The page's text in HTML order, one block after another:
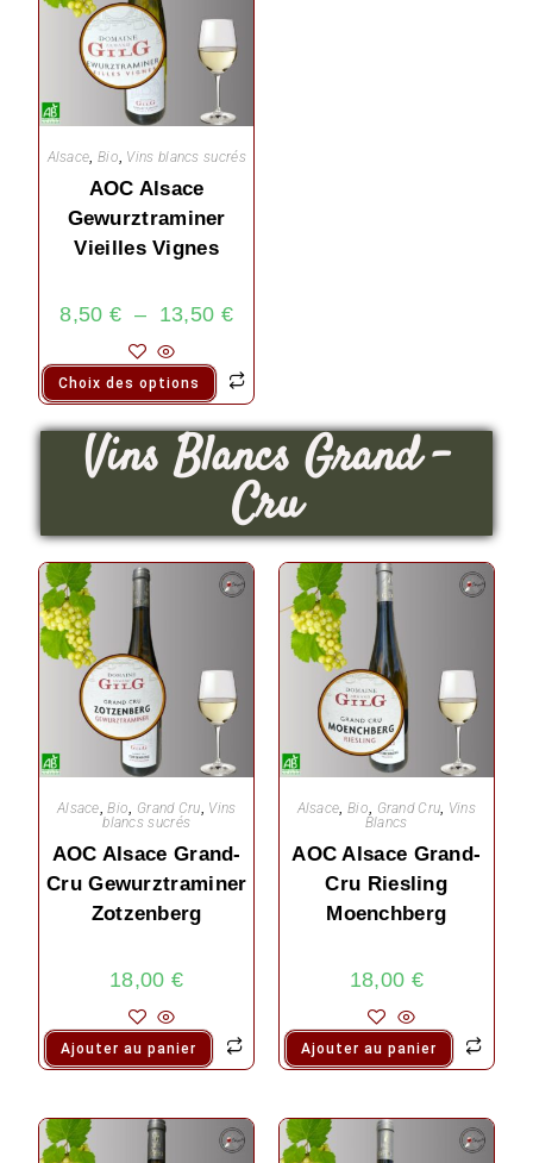
Alsace, Bio, Vins blancs sucrés
AOC Alsace
Gewurztraminer
Vieilles Vignes
8,50 € – 13,50 €
Choix des options
Vins Blancs Grand -
Cru
Alsace ,Bio Grand Cru Vins
blancs sucrés
AOC Alsace Grand-
Cru Gewurztraminer
Zotzenberg
18,00 €
Ajouter au panier
Alsace Bio Grand Cru Vins
Blancs
AOC Alsace Grand-
Cru Riesling
Moenchberg
18,00 €
Ajouter au panier